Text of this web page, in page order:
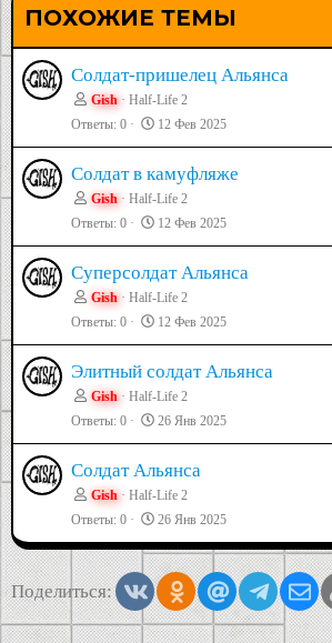
ПОХОЖИЕ ТЕМЫ
Солдат-пришелец Альянса
Gish
Half-Life 2
Ответы 0 12 Фев 2025
Солдат в камуфляже
Gish
Half-Life 2
Ответы 0 12 Фев 2025
Суперсолдат Альянса
Gish
Half-Life 2
Ответы 0 12 Фев 2025
Элитный солдат Альянса
Gish
Half-Life 2
Ответы 0 26 Янв 2025
Солдат Альянса
Gish
Half-Life 2
Ответы 0 26 Янв 2025
Поделиться: VkontakteOdnoklassniki
Mail.ru